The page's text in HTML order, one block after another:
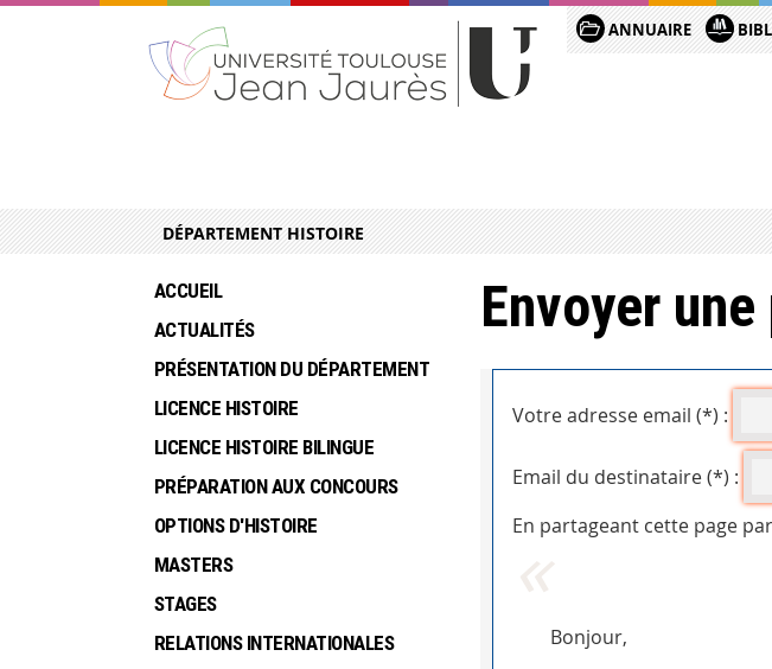
ANNUAIRE
DÉPARTEMENT HISTOIRE
Envoyer
Votre adresse email (*) :
Email du destinataire (*) :
En partageant cette page
Bonjour,
ACCUEIL
ACTUALITÉS
PRÉSENTATION DU DÉPARTEMENT
LICENCE HISTOIRE
LICENCE HISTOIRE BILINGUE
PRÉPARATION AUX CONCOURS
OPTIONS D'HISTOIRE
MASTERS
STAGES
RELATIONS INTERNATIONALES